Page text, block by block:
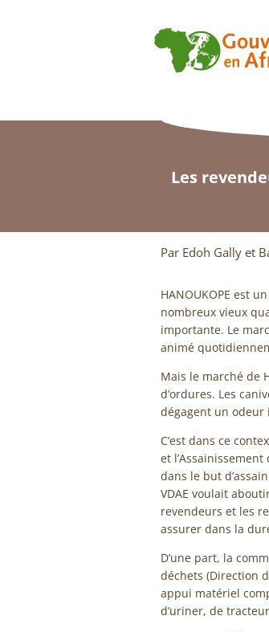
Les
Par Edoh Gally et
HANOUKOPE est
nombreux vieux
importante. Le
animé
Mais le marché de
d’ordures. Les
dégagent un
C’est dans ce
et
dans le but
VDAE voulait
revendeurs et les
assurer dans la
D’une part, la
déchets (Direction
appui matériel
d’uriner, de